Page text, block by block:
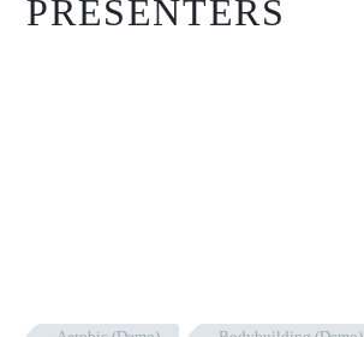
PRESENTERS